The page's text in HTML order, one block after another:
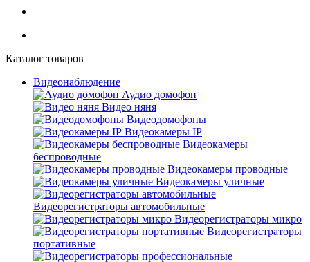
Каталог товаров
Видеонаблюдение
Аудио домофон
Видео няня
Видеодомофоны
Видеокамеры IP
Видеокамеры
беспроводные
Видеокамеры проводные
Видеокамеры уличные
Видеорегистраторы автомобильные
Видеорегистраторы микро
Видеорегистраторы
портативные